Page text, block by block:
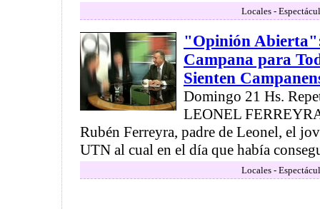
Locales -
"Opinión
Campana para
Sienten
Domingo 21 Hs.
LEONEL
Rubén Ferreyra, padre de Leonel, el
UTN al cual en el día que había
Locales -